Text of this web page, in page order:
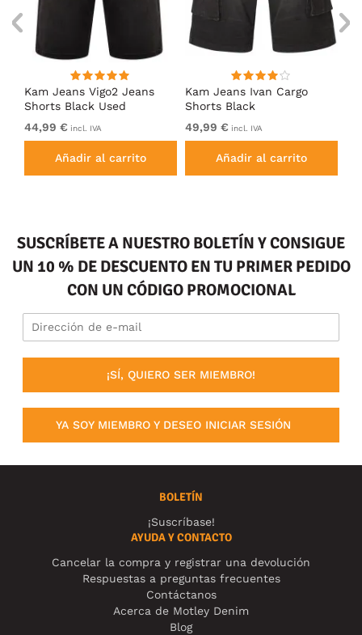
Kam Jeans Vigo2 Jeans
Shorts Black Used
44,99 € incl. IVA
Añadir al carrito
Kam Jeans Ivan Cargo
Shorts Black
49,99 € incl. IVA
Añadir al carrito
SUSCRÍBETE A NUESTRO BOLETÍN Y CONSIGUE
UN 10 % DE DESCUENTO EN TU PRIMER PEDIDO
CON UN CÓDIGO PROMOCIONAL
¡SÍ, QUIERO SER MIEMBRO!
YA SOY MIEMBRO Y DESEO INICIAR SESIÓN
BOLETÍN
¡Suscríbase!
AYUDA Y CONTACTO
Cancelar la compra y registrar una devolución
Respuestas a preguntas frecuentes
Contáctanos
Acerca de Motley Denim
Blog